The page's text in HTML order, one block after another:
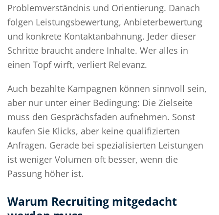
Problemverständnis und Orientierung. Danach
folgen Leistungsbewertung, Anbieterbewertung
und konkrete Kontaktanbahnung. Jeder dieser
Schritte braucht andere Inhalte. Wer alles in
einen Topf wirft, verliert Relevanz.
Auch bezahlte Kampagnen können sinnvoll sein,
aber nur unter einer Bedingung: Die Zielseite
muss den Gesprächsfaden aufnehmen. Sonst
kaufen Sie Klicks, aber keine qualifizierten
Anfragen. Gerade bei spezialisierten Leistungen
ist weniger Volumen oft besser, wenn die
Passung höher ist.
Warum Recruiting mitgedacht